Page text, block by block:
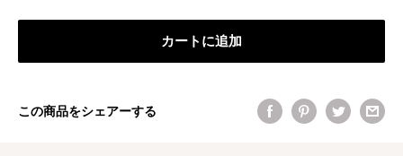
カートに追加
この商品をシェアーする